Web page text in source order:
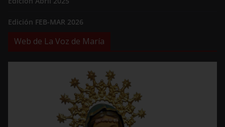
Edición FEB-MAR 2026
Web de La Voz de María